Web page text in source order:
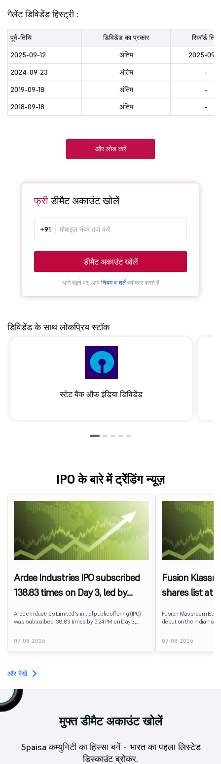
गैलेंट डिविडेंड हिस्ट्री :
पूर्व-तिथि डिविडेंड का प्रकार
रिकॉर्ड तिथि
2025-09-12
अंतिम
2025-09-
2024-09-23
अंतिम
-
2019-09-18
अंतिम
-
2018-09-18
अंतिम -
और लोड करें
फ्रीडीमैट अकाउंट खोलें
+91
डीमैट अकाउंट खोलें
आगे बढ़ने पर, आप नियम व शर्तेंस्वीकार करते हैं
डिविडेंड के साथ लोकप्रिय स्टॉक
स्टेट बैंक ऑफ इंडिया डिविडेंड
IPO के बारे में ट्रेंडिंग न्यूज़
Ardee Industries IPO subscribed
138.83 times on Day 3, led by
Ardee Industries Limited's initial public offering (IPO)
was subscribed 138.83 times by 5:24 PM on Day 3,
7,80,88,05,383 shares against 5,62,46,366 shares
available for subscription.
07-08-2026
Fusion
shares list at
Fusion Klassroom
debut on the Indian
delivering a premium of
price of ₹159. The
investors, reflecting
07-08-2026
और देखें
मुफ्त डीमैट अकाउंट खोलें
5paisa कम्युनिटी का हिस्सा बनें - भारत का पहला लिस्टेड
डिस्काउंट ब्रोकर.